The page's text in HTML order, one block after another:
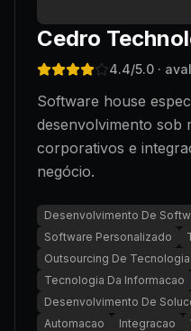
Cedro
4.4/5.0 ·
Software house
desenvolvimento sob
corporativos e
negócio.
Desenvolvimento De
Software Personalizado
Outsourcing De
Tecnologia Da Informacao
Desenvolvimento De
Automacao
Integracao